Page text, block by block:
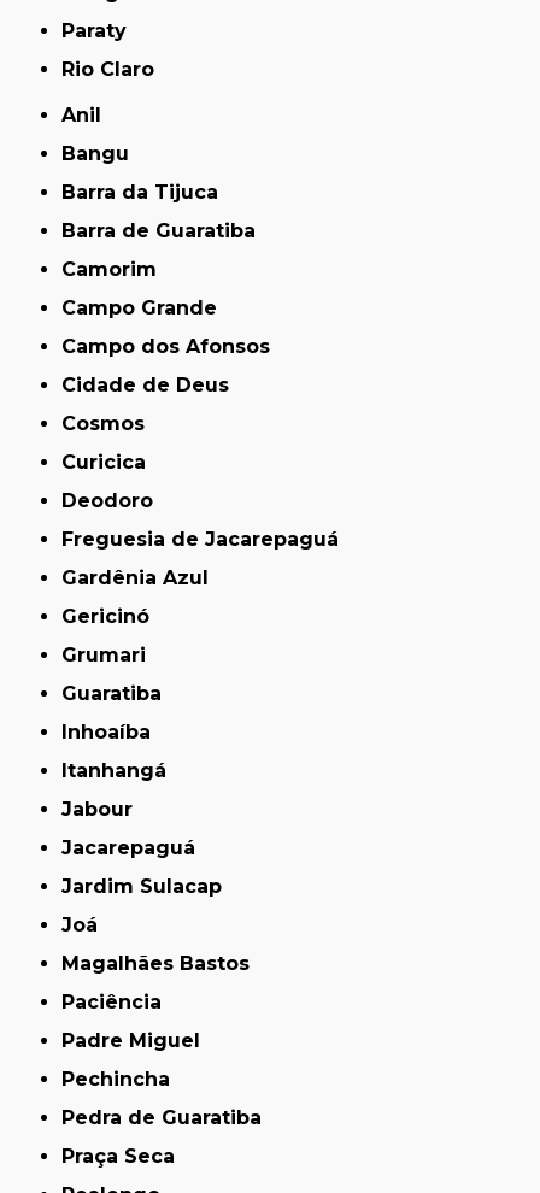
Paraty
Rio Claro
Anil
Bangu
Barra da Tijuca
Barra de Guaratiba
Camorim
Campo Grande
Campo dos Afonsos
Cidade de Deus
Cosmos
Curicica
Deodoro
Freguesia de Jacarepaguá
Gardênia Azul
Gericinó
Grumari
Guaratiba
Inhoaíba
Itanhangá
Jabour
Jacarepaguá
Jardim Sulacap
Joá
Magalhães Bastos
Paciência
Padre Miguel
Pechincha
Pedra de Guaratiba
Praça Seca